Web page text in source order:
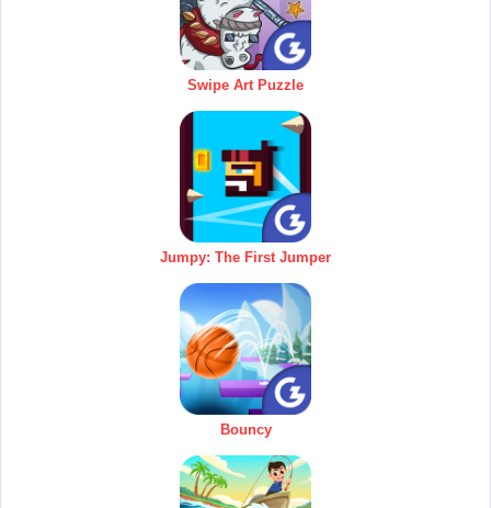
Swipe Art Puzzle
Jumpy: The First Jumper
Bouncy